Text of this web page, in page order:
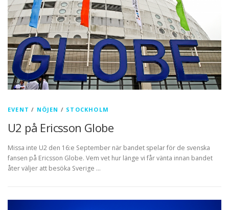
EVENT / NÖJEN / STOCKHOLM
U2 på Ericsson Globe
Missa inte U2 den 16:e September när bandet spelar för de svenska
fansen på Ericsson Globe. Vem vet hur länge vi får vänta innan bandet
åter väljer att besöka Sverige …